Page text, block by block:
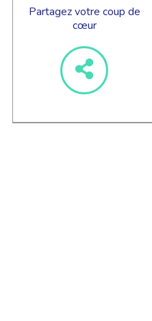
Partagez votre coup de
cœur